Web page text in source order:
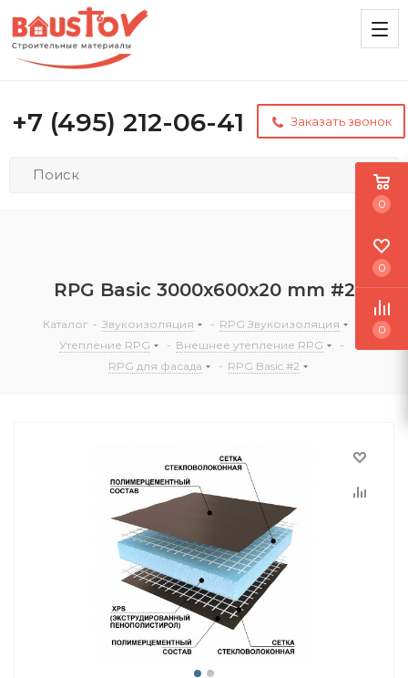
+7 (495) 212-06-41 Заказать звонок
RPG Basic 3000х600х20 mm #2
Каталог - Звукоизоляция - RPG Звукоизоляция
Утепление RPG
- Внешнее утепление RPG
-
RPG для фасада
- RPG Basic #2
0
0
0